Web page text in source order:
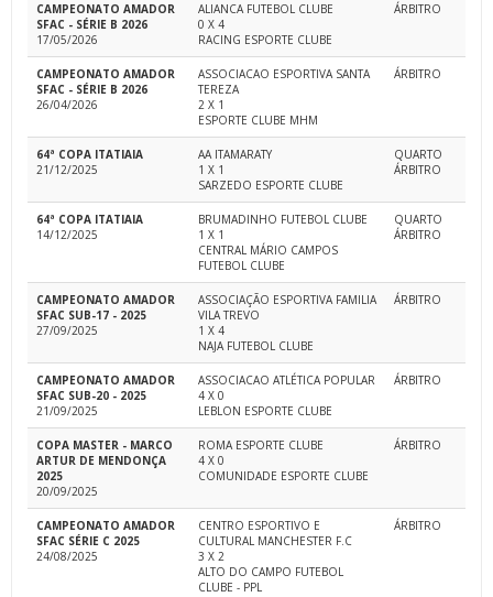
CAMPEONATO AMADOR
SFAC - SÉRIE B 2026
17/05/2026
ALIANCA FUTEBOL CLUBE
0 X 4
RACING ESPORTE CLUBE
ÁRBITRO
CAMPEONATO AMADOR
SFAC - SÉRIE B 2026
26/04/2026
ASSOCIACAO ESPORTIVA SANTA
TEREZA
2 X 1
ESPORTE CLUBE MHM
ÁRBITRO
64ª COPA ITATIAIA
21/12/2025
AA ITAMARATY
1 X 1
SARZEDO ESPORTE CLUBE
QUARTO
ÁRBITRO
64ª COPA ITATIAIA
14/12/2025
BRUMADINHO FUTEBOL CLUBE
1 X 1
CENTRAL MÁRIO CAMPOS
FUTEBOL CLUBE
QUARTO
ÁRBITRO
CAMPEONATO AMADOR
SFAC SUB-17 - 2025
27/09/2025
ASSOCIAÇÃO ESPORTIVA FAMILIA
VILA TREVO
1 X 4
NAJA FUTEBOL CLUBE
ÁRBITRO
CAMPEONATO AMADOR
SFAC SUB-20 - 2025
21/09/2025
ASSOCIACAO ATLÉTICA POPULAR
4 X 0
LEBLON ESPORTE CLUBE
ÁRBITRO
COPA MASTER - MARCO
ARTUR DE MENDONÇA
2025
20/09/2025
ROMA ESPORTE CLUBE
4 X 0
COMUNIDADE ESPORTE CLUBE
ÁRBITRO
CAMPEONATO AMADOR
SFAC SÉRIE C 2025
24/08/2025
CENTRO ESPORTIVO E
CULTURAL MANCHESTER F.C
3 X 2
ALTO DO CAMPO FUTEBOL
CLUBE - PPL
ÁRBITRO